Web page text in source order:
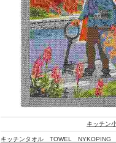
キッチン
キッチンタオル TOWEL NYKOPING